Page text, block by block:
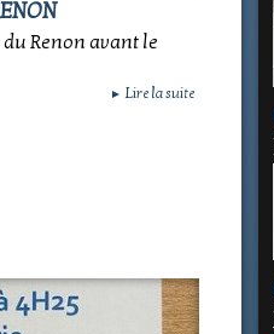
Renon avant le
► Lire la suite